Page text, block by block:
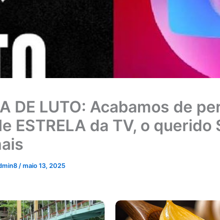
DE LUTO: Acabamos de
ESTRELA da TV, o querido
/maio 13, 2025